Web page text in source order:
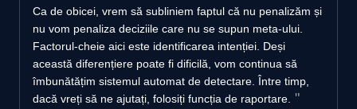
Ca de obicei, vrem să subliniem faptul că nu penalizăm și
nu vom penaliza deciziile care nu se supun meta-ului.
Factorul-cheie aici este identificarea intenției. Deși
această diferențiere poate fi dificilă, vom continua să
îmbunătățim sistemul automat de detectare. Între timp,
dacă vreți să ne ajutați, folosiți funcția de raportare.